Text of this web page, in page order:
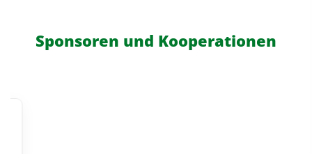
Sponsoren und Kooperationen